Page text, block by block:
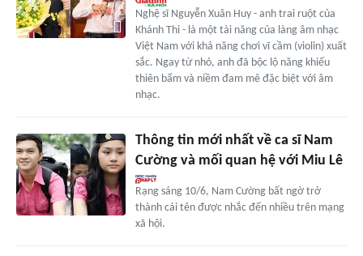
Nghệ sĩ Nguyễn Xuân Huy - anh trai ruột của
Khánh Thi - là một tài năng của làng âm nhạc
Việt Nam với khả năng chơi vĩ cầm (violin) xuất
sắc. Ngay từ nhỏ, anh đã bộc lộ năng khiếu
thiên bẩm và niềm đam mê đặc biệt với âm
nhạc.
Thông tin mới nhất về ca sĩ Nam
Cường và mối quan hệ với Miu Lê
Rạng sáng 10/6, Nam Cường bất ngờ trở
thành cái tên được nhắc đến nhiều trên mạng
xã hội.